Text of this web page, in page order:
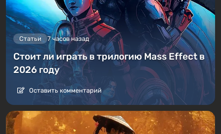
Статьи 7 часов назад
Стоит ли играть в трилогию Mass Effect в
2026 году
Оставить комментарий